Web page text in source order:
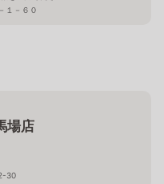
１－６０
場店
30